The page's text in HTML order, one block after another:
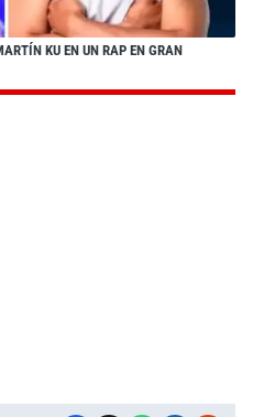
KU EN UN RAP EN GRAN